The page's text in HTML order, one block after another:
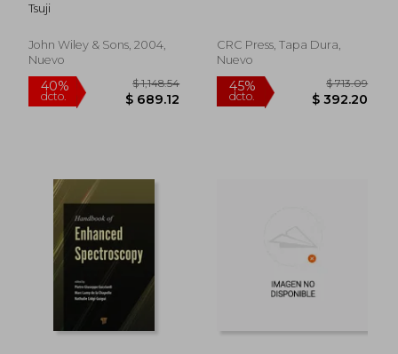
Tsuji
John Wiley & Sons, 2004,
Nuevo
40%
dcto.
$ 1,148.54
Engineering)
CRC Press, Tapa Dura,
Nuevo